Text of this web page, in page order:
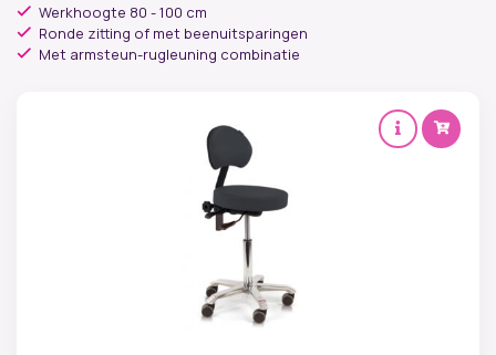
Werkhoogte 80 - 100 cm
Ronde zitting of met beenuitsparingen
Met armsteun-rugleuning combinatie